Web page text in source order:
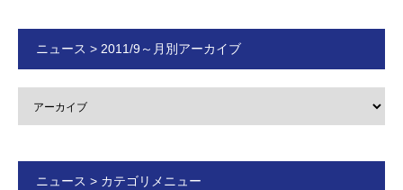
ニュース > 2011/9～月別アーカイブ
ニュース > カテゴリメニュー